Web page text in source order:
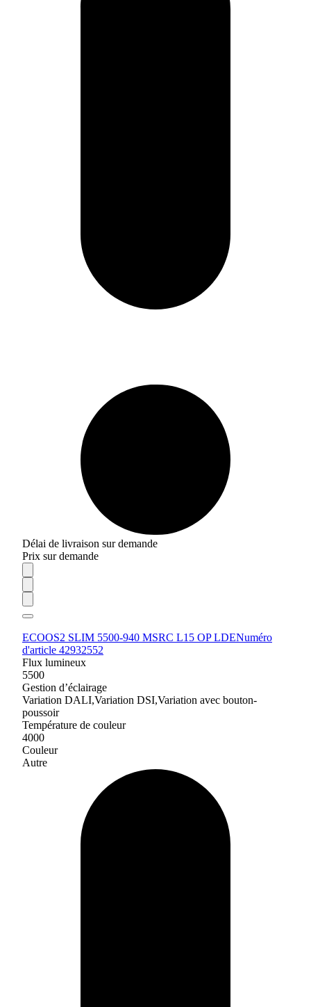
Délai de livraison sur demande
Prix sur demande
ECOOS2 SLIM 5500-940 MSRC L15 OP LDENuméro
d'article 42932552
Flux lumineux
5500
Gestion d’éclairage
Variation DALI,Variation DSI,Variation avec bouton-
poussoir
Température de couleur
4000
Couleur
Autre